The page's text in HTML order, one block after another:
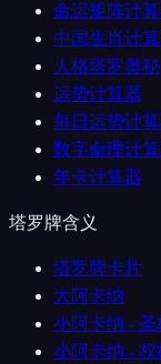
命运矩阵计
中国生肖计
人格塔罗奥秘
运势计算器
每日运势计
数字命理计
年卡计算器
塔罗牌含义
塔罗牌卡片
大阿卡纳
小阿卡纳 - 圣
小阿卡纳 - 权